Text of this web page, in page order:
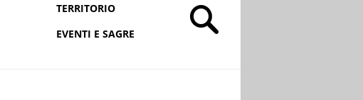
TERRITORIO
EVENTI E SAGRE